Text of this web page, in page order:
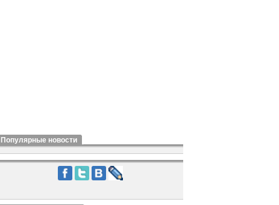
Популярные новости